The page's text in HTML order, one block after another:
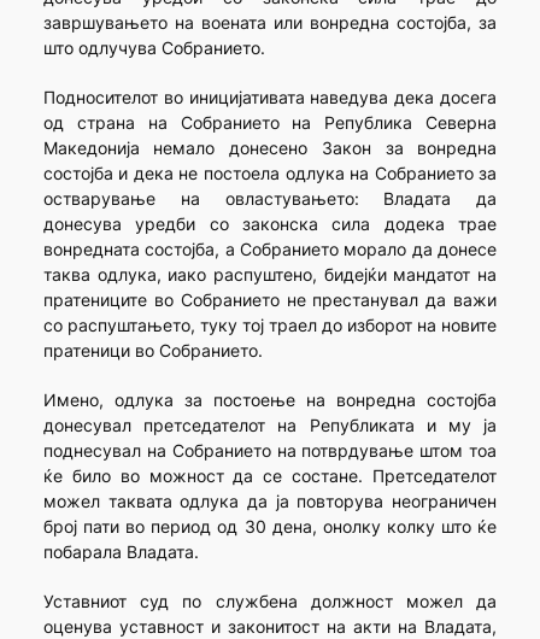
завршувањето на воената или вонредна состојба, за
што одлучува Собранието.
Подносителот во иницијативата наведува дека досега
од страна на Собранието на Република Северна
Македонија немало донесено Закон за вонредна
состојба и дека не постоела одлука на Собранието за
остварување на овластувањето: Владата да
донесува уредби со законска сила додека трае
вонредната состојба, а Собранието морало да донесе
таква одлука, иако распуштено, бидејќи мандатот на
пратениците во Собранието не престанувал да важи
со распуштањето, туку тој траел до изборот на новите
пратеници во Собранието.
Имено, одлука за постоење на вонредна состојба
донесувал претседателот на Републиката и му ја
поднесувал на Собранието на потврдување штом тоа
ќе било во можност да се состане. Претседателот
можел таквата одлука да ја повторува неограничен
број пати во период од 30 дена, онолку колку што ќе
побарала Владата.
Уставниот суд по службена должност можел да
оценува уставност и законитост на акти на Владата,